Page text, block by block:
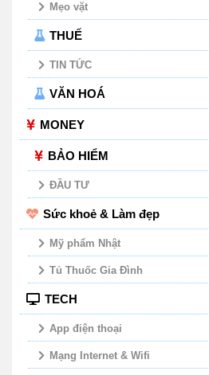
Mẹo vặt
THUẾ
TIN TỨC
VĂN HOÁ
MONEY
BẢO HIỂM
ĐẦU TƯ
Sức khoẻ & Làm đẹp
Mỹ phẩm Nhật
Tủ Thuốc Gia Đình
TECH
App điện thoại
Mạng Internet & Wifi